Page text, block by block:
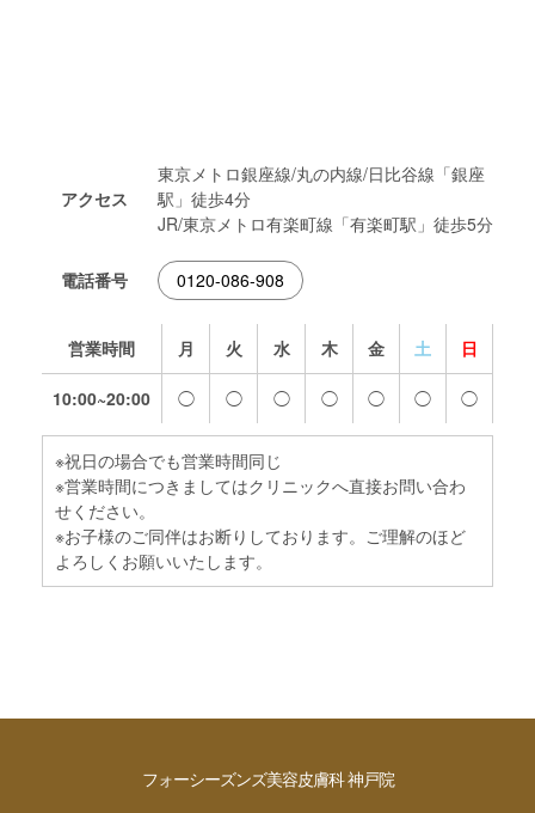
アクセス
東京メトロ銀座線/丸の内線/日比谷線「銀座
駅」徒歩4分
JR/東京メトロ有楽町線「有楽町駅」徒歩5分
電話番号 0120-086-908
営業時間 月 火 水 木 金 土 日
10:00~20:00 ◯ ◯ ◯ ◯ ◯ ◯ ◯
※祝日の場合でも営業時間同じ
※営業時間につきましてはクリニックへ直接お問い合わ
せください。
※お子様のご同伴はお断りしております。ご理解のほど
よろしくお願いいたします。
フォーシーズンズ美容皮膚科 神戸院